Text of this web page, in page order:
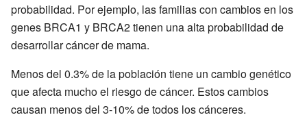
probabilidad. Por ejemplo, las familias con cambios en los
genes BRCA1 y BRCA2 tienen una alta probabilidad de
desarrollar cáncer de mama.
Menos del 0.3% de la población tiene un cambio genético
que afecta mucho el riesgo de cáncer. Estos cambios
causan menos del 3-10% de todos los cánceres.